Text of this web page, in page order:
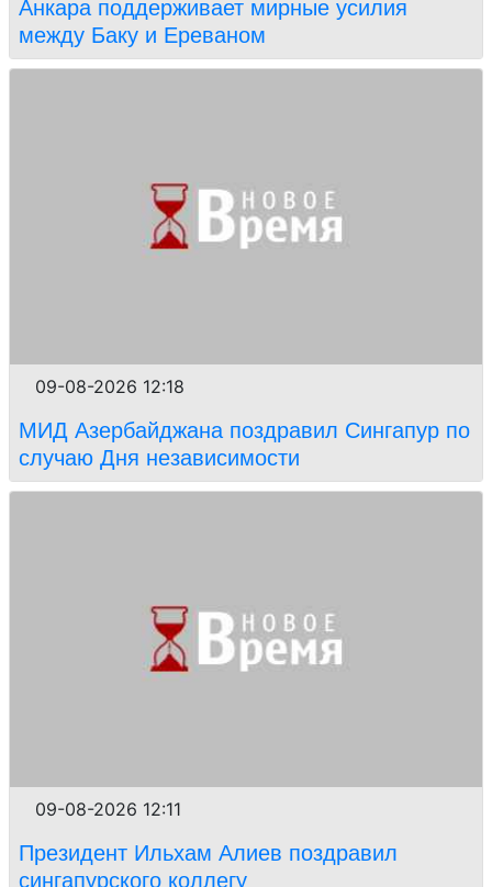
Анкара поддерживает мирные усилия
между Баку и Ереваном
09-08-2026 12:18
МИД Азербайджана поздравил Сингапур по
случаю Дня независимости
09-08-2026 12:11
Президент Ильхам Алиев поздравил
сингапурского коллегу